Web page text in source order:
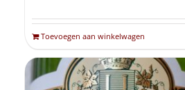
Toevoegen aan winkelwagen